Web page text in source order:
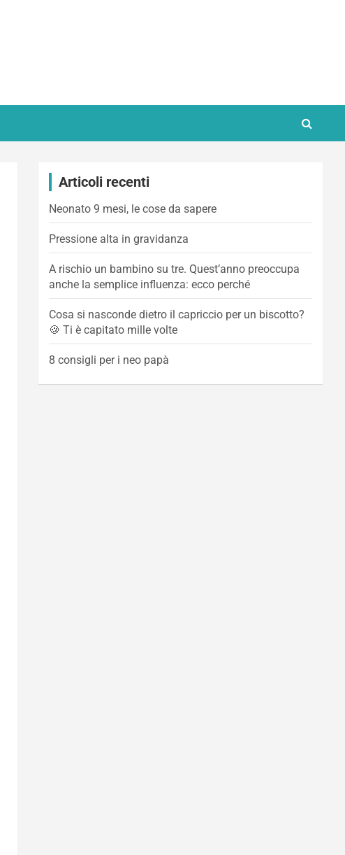
Articoli recenti
Neonato 9 mesi, le cose da sapere
Pressione alta in gravidanza
A rischio un bambino su tre. Quest’anno preoccupa
anche la semplice influenza: ecco perché
Cosa si nasconde dietro il capriccio per un biscotto?
🍪 Ti è capitato mille volte
8 consigli per i neo papà